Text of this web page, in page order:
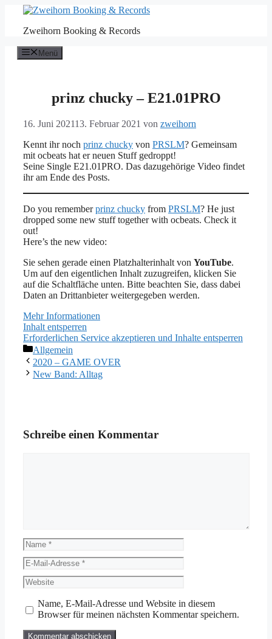
springenZweihorn Booking & Records
Menü
prinz chucky – E21.01PRO
16. Juni 202113. Februar 2021 von zweihorn
Kennt ihr noch prinz chucky von PRSLM? Gemeinsam
mit ocbeats hat er neuen Stuff gedroppt!
Seine Single E21.01PRO. Das dazugehörige Video findet
ihr am Ende des Posts.
Do you rememberprinz chucky from PRSLM? He just
dropped some new stuff together with ocbeats. Check it
out!
Here’s the new video:
Sie sehen gerade einen Platzhalterinhalt von YouTube.
Um auf den eigentlichen Inhalt zuzugreifen, klicken Sie
auf die Schaltfläche unten. Bitte beachten Sie, dass dabei
Daten an Drittanbieter weitergegeben werden.
Mehr Informationen
Inhalt entsperren
Erforderlichen Service akzeptieren und Inhalte entsperren
Kategorien
Allgemein
2020 – GAME OVER
New Band: Alltag
Schreibe einen Kommentar
Name
E-
Mail-
Adresse
Website
Name, E-Mail-Adresse und Website in diesem
Browser für meinen nächsten Kommentar speichern.